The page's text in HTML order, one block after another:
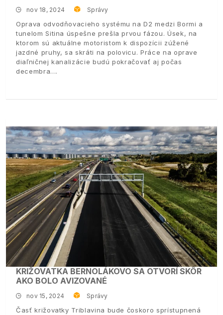
nov 18, 2024 Správy
Oprava odvodňovacieho systému na D2 medzi Bormi a
tunelom Sitina úspešne prešla prvou fázou. Úsek, na
ktorom sú aktuálne motoristom k dispozícii zúžené
jazdné pruhy, sa skráti na polovicu. Práce na oprave
diaľničnej kanalizácie budú pokračovať aj počas
decembra.
KRIŽOVATKA BERNOLÁKOVO SA OTVORÍ SKÔR
AKO BOLO AVIZOVANÉ
nov 15, 2024 Správy
Časť križovatky Triblavina bude čoskoro sprístupnená